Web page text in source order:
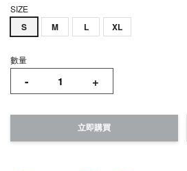
SIZE
S M L XL
數量
- +
立即購買